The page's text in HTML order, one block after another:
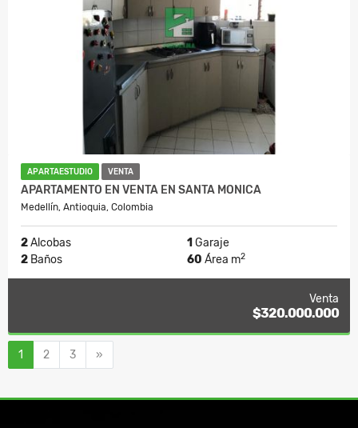
APARTAESTUDIO VENTA
APARTAMENTO EN VENTA EN SANTA MONICA
Medellín, Antioquia, Colombia
2Alcobas 1 Garaje
2 Baños 60 Área m2
Venta
$320.000.000
1 2 3 »